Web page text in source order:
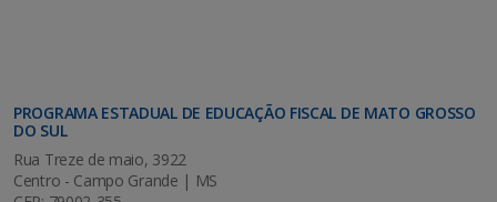
PROGRAMA ESTADUAL DE EDUCAÇÃO FISCAL DE MATO GROSSO
DO SUL
Rua Treze de maio, 3922
Centro - Campo Grande | MS